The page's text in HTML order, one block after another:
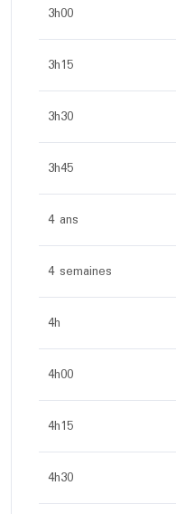
3h00
3h15
3h30
3h45
4 ans
4 semaines
4h
4h00
4h15
4h30